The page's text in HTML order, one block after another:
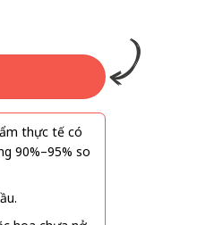
tế trong cuộc
trí không gian
thực tế có
90%–95% so